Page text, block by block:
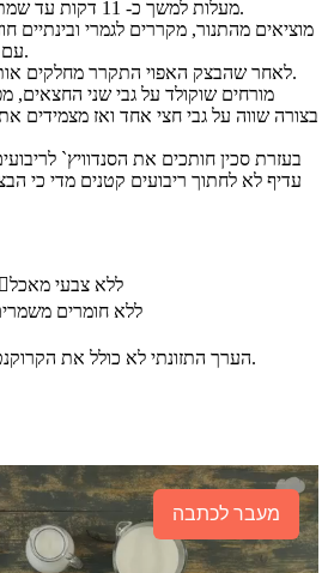
מעלות למשך כ- 11 דקות עד שמתחיל להשחים בקצוות.
עם החצי השני של הבצק.
לאחר שהבצק האפוי התקרר מחלקים אותו לחצי בעזרת סכין.
בצורה שווה על גבי חצי אחד ואז מצמידים
עדיף לא לחתוך ריבועים קטנים מדי כי
ללא צבעי מאכל
ללא חומרים
הערך התזונתי לא כולל את הקרוקנט (אגוזי לוז המקורמלים).
מעבר לכתבה